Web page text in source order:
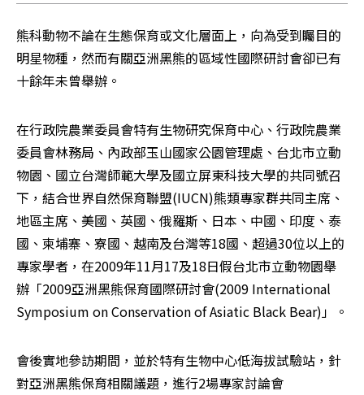
熊科動物不論在生態保育或文化層面上，向為受到矚目的
明星物種，然而有關亞洲黑熊的區域性國際研討會卻已有
十餘年未曾舉辦。
在行政院農業委員會特有生物研究保育中心、行政院農業
委員會林務局、內政部玉山國家公園管理處、台北市立動
物園、國立台灣師範大學及國立屏東科技大學的共同號召
下，結合世界自然保育聯盟(IUCN)熊類專家群共同主席、
地區主席、美國、英國、俄羅斯、日本、中國、印度、泰
國、柬埔寨、寮國、越南及台灣等18國、超過30位以上的
專家學者，在2009年11月17及18日假台北市立動物園舉
辦「2009亞洲黑熊保育國際研討會(2009 International
Symposium on Conservation of Asiatic Black Bear)」。
會後實地參訪期間，並於特有生物中心低海拔試驗站，針
對亞洲黑熊保育相關議題，進行2場專家討論會